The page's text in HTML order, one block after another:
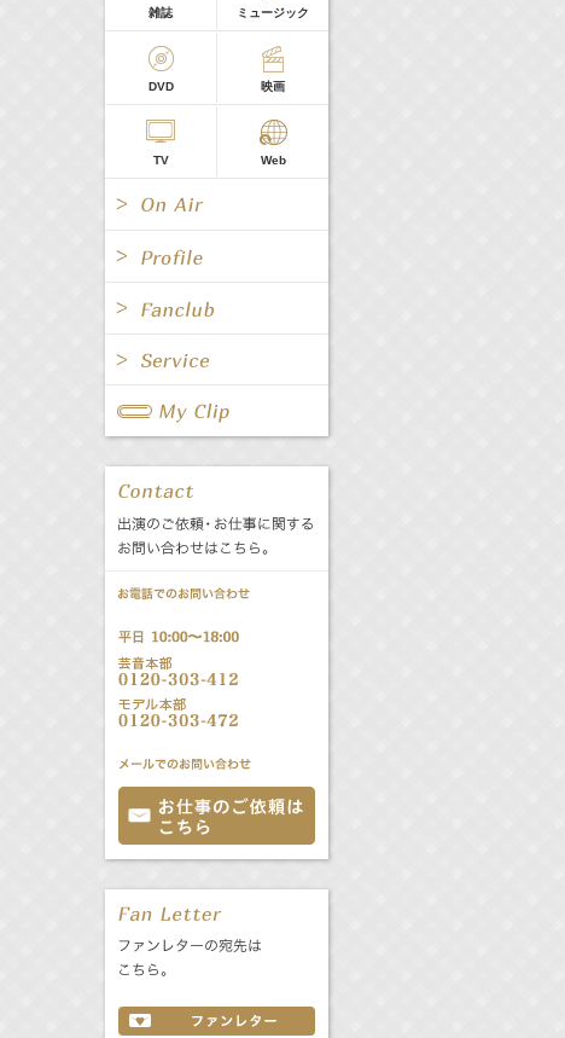
雑誌 ミュージック
DVD 映画
TV Web
Radio
Radio
All 女優/タレント
グループ
キャスター/レポーター
バラエティ 声優
文化事業部 クリエイター
誕生日 8/7
あ か
さ
た
な
は
ま
や
ら
わ
All Fanclub Page
All 関連事業
公式サービス